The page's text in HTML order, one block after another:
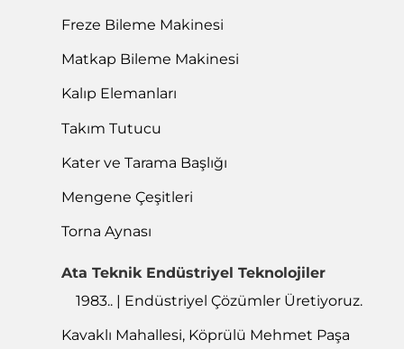
Freze Bileme Makinesi
Matkap Bileme Makinesi
Kalıp Elemanları
Takım Tutucu
Kater ve Tarama Başlığı
Mengene Çeşitleri
Torna Aynası
Ata Teknik Endüstriyel Teknolojiler
1983.. | Endüstriyel Çözümler Üretiyoruz.
Kavaklı Mahallesi, Köprülü Mehmet Paşa